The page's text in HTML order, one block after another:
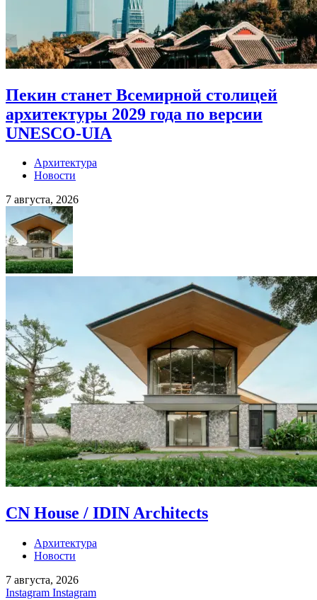
Пекин станет Всемирной столицей
архитектуры 2029 года по версии
UNESCO-UIA
Архитектура
Новости
7 августа, 2026
CN House / IDIN Architects
Архитектура
Новости
7 августа, 2026
Instagram Instagram